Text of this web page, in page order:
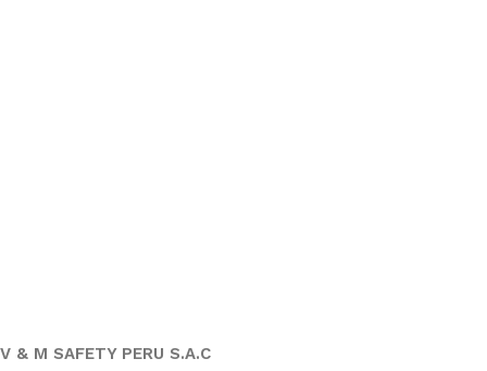
V & M SAFETY PERU S.A.C